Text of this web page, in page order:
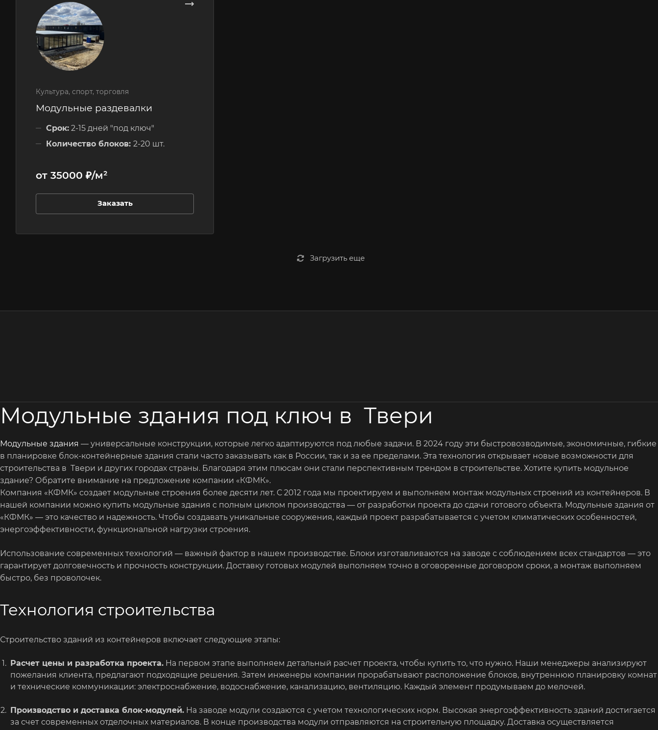
Культура, спорт, торговля
Модульные раздевалки
Срок: 2-15 дней "под ключ"
Количество блоков: 2-20 шт.
от 35000 ₽/м²
Заказать
Загрузить еще
Модульные здания под ключ в Твери
Модульные здания — универсальные конструкции, которые легко адаптируются под любые задачи. В 2024 году эти быстровозводимые, экономичные, гибкие
в планировке блок-контейнерные здания стали часто заказывать как в России, так и за ее пределами. Эта технология открывает новые возможности для
строительства в Твери и других городах страны. Благодаря этим плюсам они стали перспективным трендом в строительстве. Хотите купить модульное
здание? Обратите внимание на предложение компании «КФМК».
Компания «КФМК» создает модульные строения более десяти лет. С 2012 года мы проектируем и выполняем монтаж модульных строений из контейнеров. В
нашей компании можно купить модульные здания с полным циклом производства — от разработки проекта до сдачи готового объекта. Модульные здания от
«КФМК» — это качество и надежность. Чтобы создавать уникальные сооружения, каждый проект разрабатывается с учетом климатических особенностей,
энергоэффективности, функциональной нагрузки строения.
Использование современных технологий — важный фактор в нашем производстве. Блоки изготавливаются на заводе с соблюдением всех стандартов — это
гарантирует долговечность и прочность конструкции. Доставку готовых модулей выполняем точно в оговоренные договором сроки, а монтаж выполняем
быстро, без проволочек.
Технология строительства
Строительство зданий из контейнеров включает следующие этапы:
Расчет цены и разработка проекта. На первом этапе выполняем детальный расчет проекта, чтобы купить то, что нужно. Наши менеджеры анализируют
пожелания клиента, предлагают подходящие решения. Затем инженеры компании прорабатывают расположение блоков, внутреннюю планировку комнат
и технические коммуникации: электроснабжение, водоснабжение, канализацию, вентиляцию. Каждый элемент продумываем до мелочей.
Производство и доставка блок-модулей. На заводе модули создаются с учетом технологических норм. Высокая энергоэффективность зданий достигается
за счет современных отделочных материалов. В конце производства модули отправляются на строительную площадку. Доставка осуществляется